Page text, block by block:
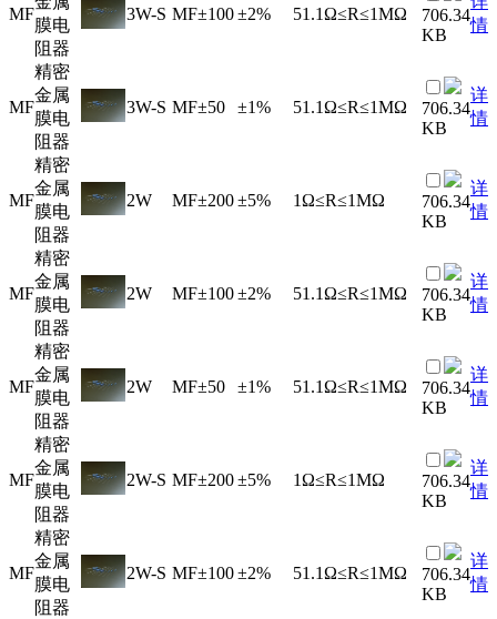
MF
膜电
阻器
3W-S MF±100±2% 51.1Ω≤R≤1MΩ
706.34
KB
情
MF
精密
金属
膜电
阻器
3W-S MF±50 ±1% 51.1Ω≤R≤1MΩ
706.34
KB
详
情
MF
精密
金属
膜电
阻器
2W MF±200±5% 1Ω≤R≤1MΩ
706.34
KB
详
情
MF
精密
金属
膜电
阻器
2W MF±100±2% 51.1Ω≤R≤1MΩ
706.34
KB
详
情
MF
精密
金属
膜电
阻器
2W MF±50 ±1% 51.1Ω≤R≤1MΩ
706.34
KB
详
情
MF
精密
金属
膜电
阻器
2W-S MF±200±5% 1Ω≤R≤1MΩ
706.34
KB
详
情
MF
精密
金属
膜电
阻器
2W-S MF±100±2% 51.1Ω≤R≤1MΩ
706.34
KB
详
情